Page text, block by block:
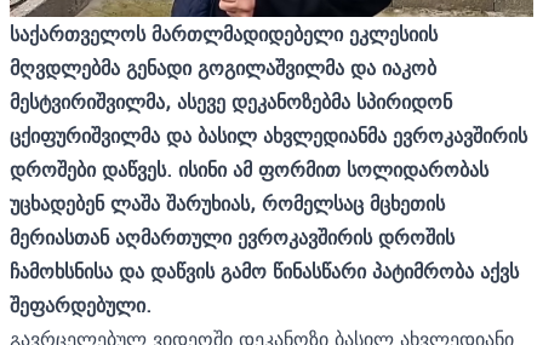
საქართველოს მართლმადიდებელი ეკლესიის
მღვდლებმა გენადი გოგილაშვილმა და იაკობ
მესტვირიშვილმა, ასევე დეკანოზებმა სპირიდონ
ცქიფურიშვილმა და ბასილ ახვლედიანმა ევროკავშირის
დროშები დაწვეს. ისინი ამ ფორმით სოლიდარობას
უცხადებენ ლაშა შარუხიას, რომელსაც მცხეთის
მერიასთან აღმართული ევროკავშირის დროშის
ჩამოხსნისა და დაწვის გამო წინასწარი პატიმრობა აქვს
შეფარდებული.